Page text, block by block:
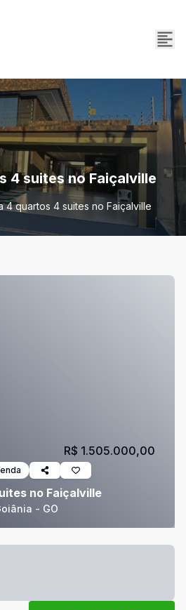
4 suites no Faiçalville
4 quartos 4 suites no Faiçalville
no Faiçalville
- GO
R$ 1.505.000,00